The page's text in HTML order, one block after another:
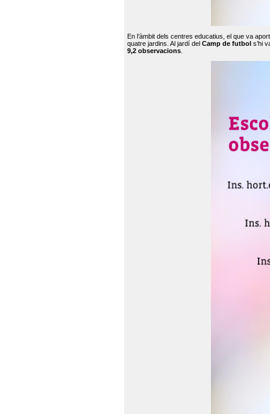
En l’àmbit dels centres educatius, el que va
quatre jardins. Al jardí del Camp de futbol s’hi
9,2 observacions